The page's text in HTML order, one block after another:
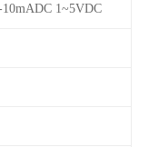
1~5VDC